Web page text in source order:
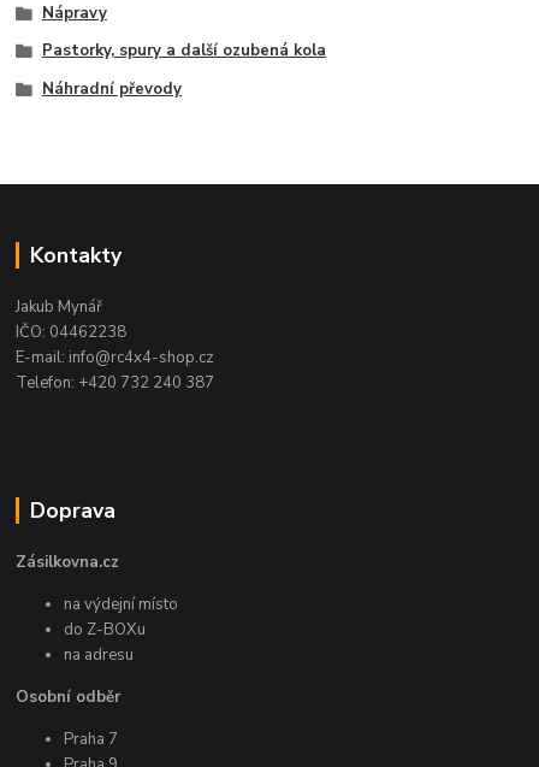
Nápravy
Pastorky, spury a další ozubená kola
Náhradní převody
Kontakty
Jakub Mynář
IČO: 04462238
E-mail: info@rc4x4-shop.cz
Telefon: +420 732 240 387
Doprava
Zásilkovna.cz
na výdejní místo
do Z-BOXu
na adresu
Osobní odběr
Praha 7